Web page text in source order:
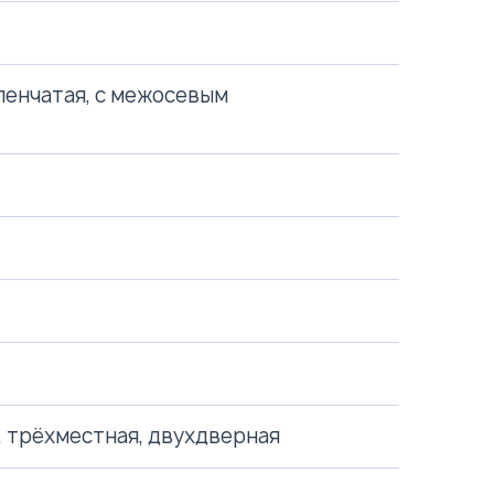
с межосевым
двухдверная